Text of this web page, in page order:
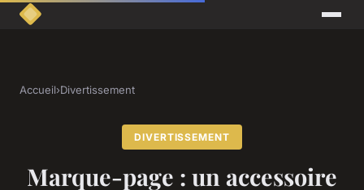
Accueil›Divertissement
DIVERTISSEMENT
Marque-page : un accessoire